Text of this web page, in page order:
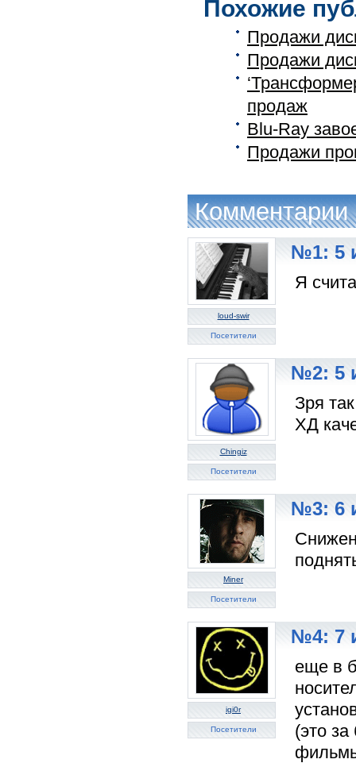
Похожие
Продажи
Продажи
продаж
Blu-Ray
Продажи
Комментарии
loud-swir
Посетители
№1: 5
Я
Chingiz
Посетители
№2: 5
Зря
ХД
Miner
Посетители
№3: 6
igi0r
Посетители
№4: 7
еще в
(это